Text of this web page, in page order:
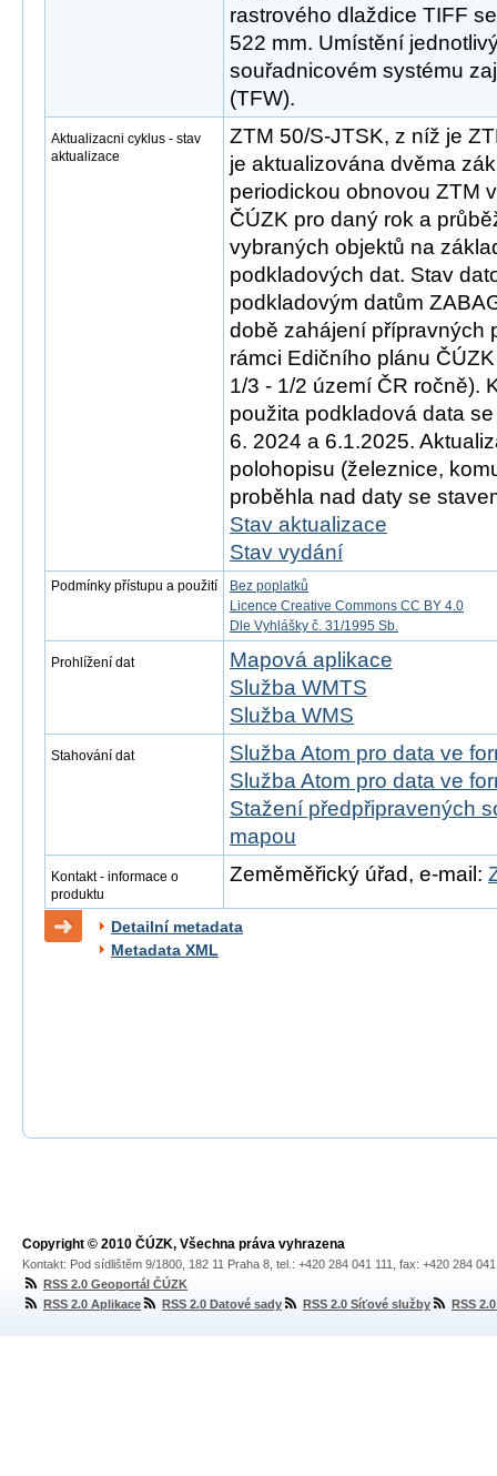
rastrového dlaždice TIFF
522 mm. Umístění
souřadnicovém systému
(TFW).
Aktualizacni cyklus - stav
aktualizace
ZTM 50/S-JTSK, z níž je
je aktualizována dvěma
periodickou obnovou ZTM
ČÚZK pro daný rok a
vybraných objektů na
podkladových dat. Stav
podkladovým datům
době zahájení přípravných
rámci Edičního plánu
1/3 - 1/2 území ČR ročně).
použita podkladová data
6. 2024 a 6.1.2025.
polohopisu (železnice,
proběhla nad daty se
Stav aktualizace
Stav vydání
Podmínky přístupu a použití
Bez poplatků
Licence Creative Commons CC BY 4.0
Dle Vyhlášky č. 31/1995 Sb.
Prohlížení dat
Mapová aplikace
Služba WMTS
Služba WMS
Stahování dat
Služba Atom pro data ve
Služba Atom pro data ve
Stažení předpřipravených
mapou
Kontakt - informace o
produktu
Zeměměřický úřad, e-mail:
Detailní metadata
Metadata XML
Copyright © 2010 ČÚZK, Všechna práva vyhrazena
Kontakt: Pod sídlištěm 9/1800, 182 11 Praha 8, tel.: +420 284 041 111, fax: +420 284
RSS 2.0 Geoportál ČÚZK
RSS 2.0 Aplikace
RSS 2.0 Datové sady RSS 2.0 Síťové služby RSS